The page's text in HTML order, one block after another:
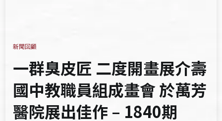
新聞回顧
一群臭皮匠 二度開畫展介壽
國中教職員組成畫會 於萬芳
醫院展出佳作 – 1840期